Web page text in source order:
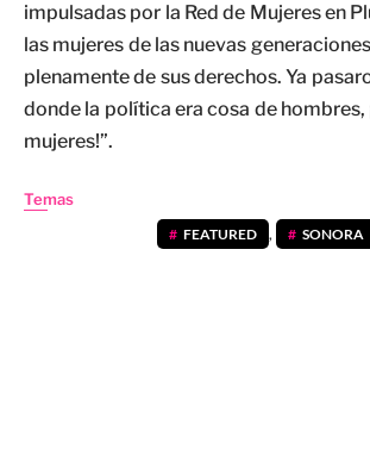
impulsadas por la Red de Mujeres en
las mujeres de las nuevas
plenamente de sus derechos. Ya
donde la política era cosa de hombres,
mujeres!”.
Temas
FEATURED , SONORA